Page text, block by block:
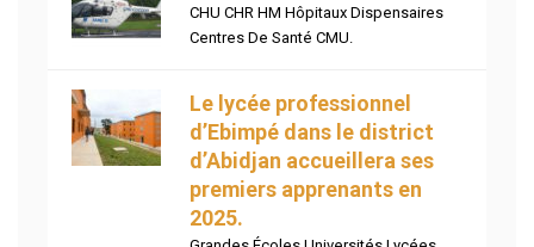
CHU CHR HM Hôpitaux Dispensaires
Centres De Santé CMU.
Le lycée professionnel
d’Ebimpé dans le district
d’Abidjan accueillera ses
premiers apprenants en
2025.